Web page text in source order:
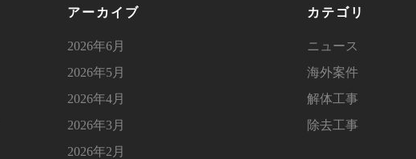
アーカイブ
2026年6月
2026年5月
2026年4月
2026年3月
2026年2月
カテゴリ
ニュース
海外案件
解体工事
除去工事